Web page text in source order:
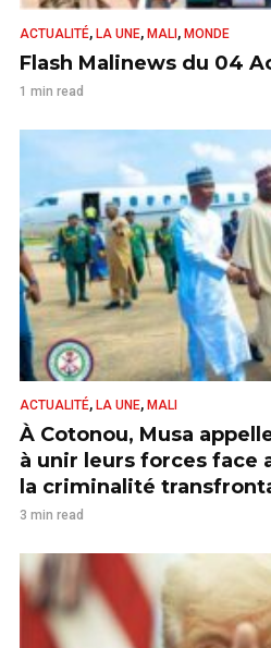
ACTUALITÉ, LA UNE, MALI , MONDE
Flash Malinews du 04
1 min read
ACTUALITÉ, LA UNE, MALI
À Cotonou, Musa
à unir leurs forces face
la criminalité
3 min read